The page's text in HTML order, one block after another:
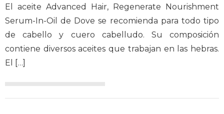
El aceite Advanced Hair, Regenerate Nourishment
Serum-In-Oil de Dove se recomienda para todo tipo
de cabello y cuero cabelludo. Su composición
contiene diversos aceites que trabajan en las hebras.
El
[…]